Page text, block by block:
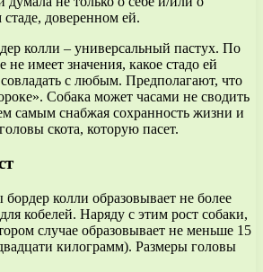
доверенном ей.
колли – универсальный пастух. По
не имеет значения, какое стадо ей
с любым. Предполагают, что
Собака может часами не сводить
самым снабжая сохранность жизни и
скота, которую пасет.
колли образовывает не более
кобелей. Наряду с этим рост собаки,
случае образовывает не меньше 15
килограмм). Размеры головы